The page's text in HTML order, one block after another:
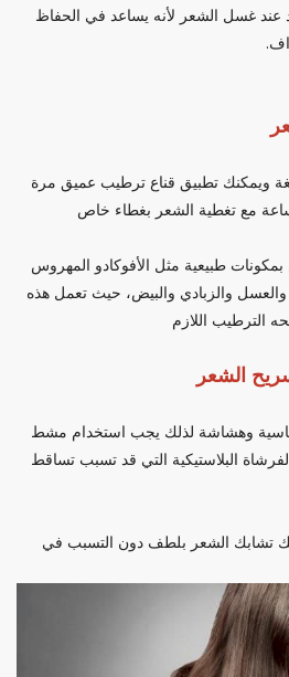
عند غسل الشعر لأنه يساعد في الحفاظ
ويمكنك تطبيق قناع ترطيب عميق مرة
مع تغطية الشعر بغطاء خاص
طبيعية مثل الأفوكادو المهروس
والزبادي والبيض، حيث تعمل هذه
الترطيب اللازم
الشعر
وهشاشة لذلك يجب استخدام مشط
البلاستيكية التي قد تسبب تساقط
تشابك الشعر بلطف دون التسبب في